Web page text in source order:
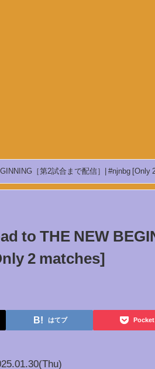
【LIVE】1月30日(木) Road to THE
to THE NEW
2 matches]
はてブ Pocket